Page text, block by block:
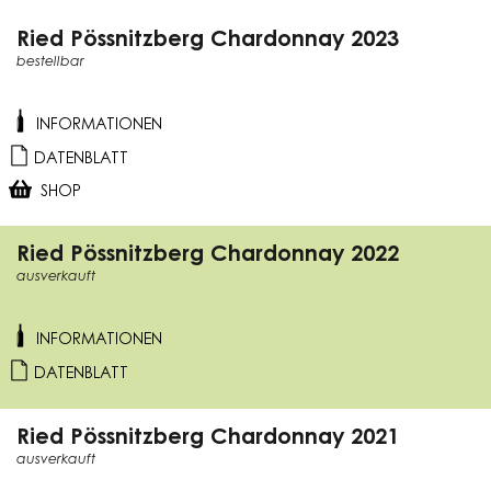
Ried Pössnitzberg Chardonnay 2023
bestellbar
INFORMATIONEN
DATENBLATT
SHOP
Ried Pössnitzberg Chardonnay 2022
ausverkauft
INFORMATIONEN
DATENBLATT
Ried Pössnitzberg Chardonnay 2021
ausverkauft